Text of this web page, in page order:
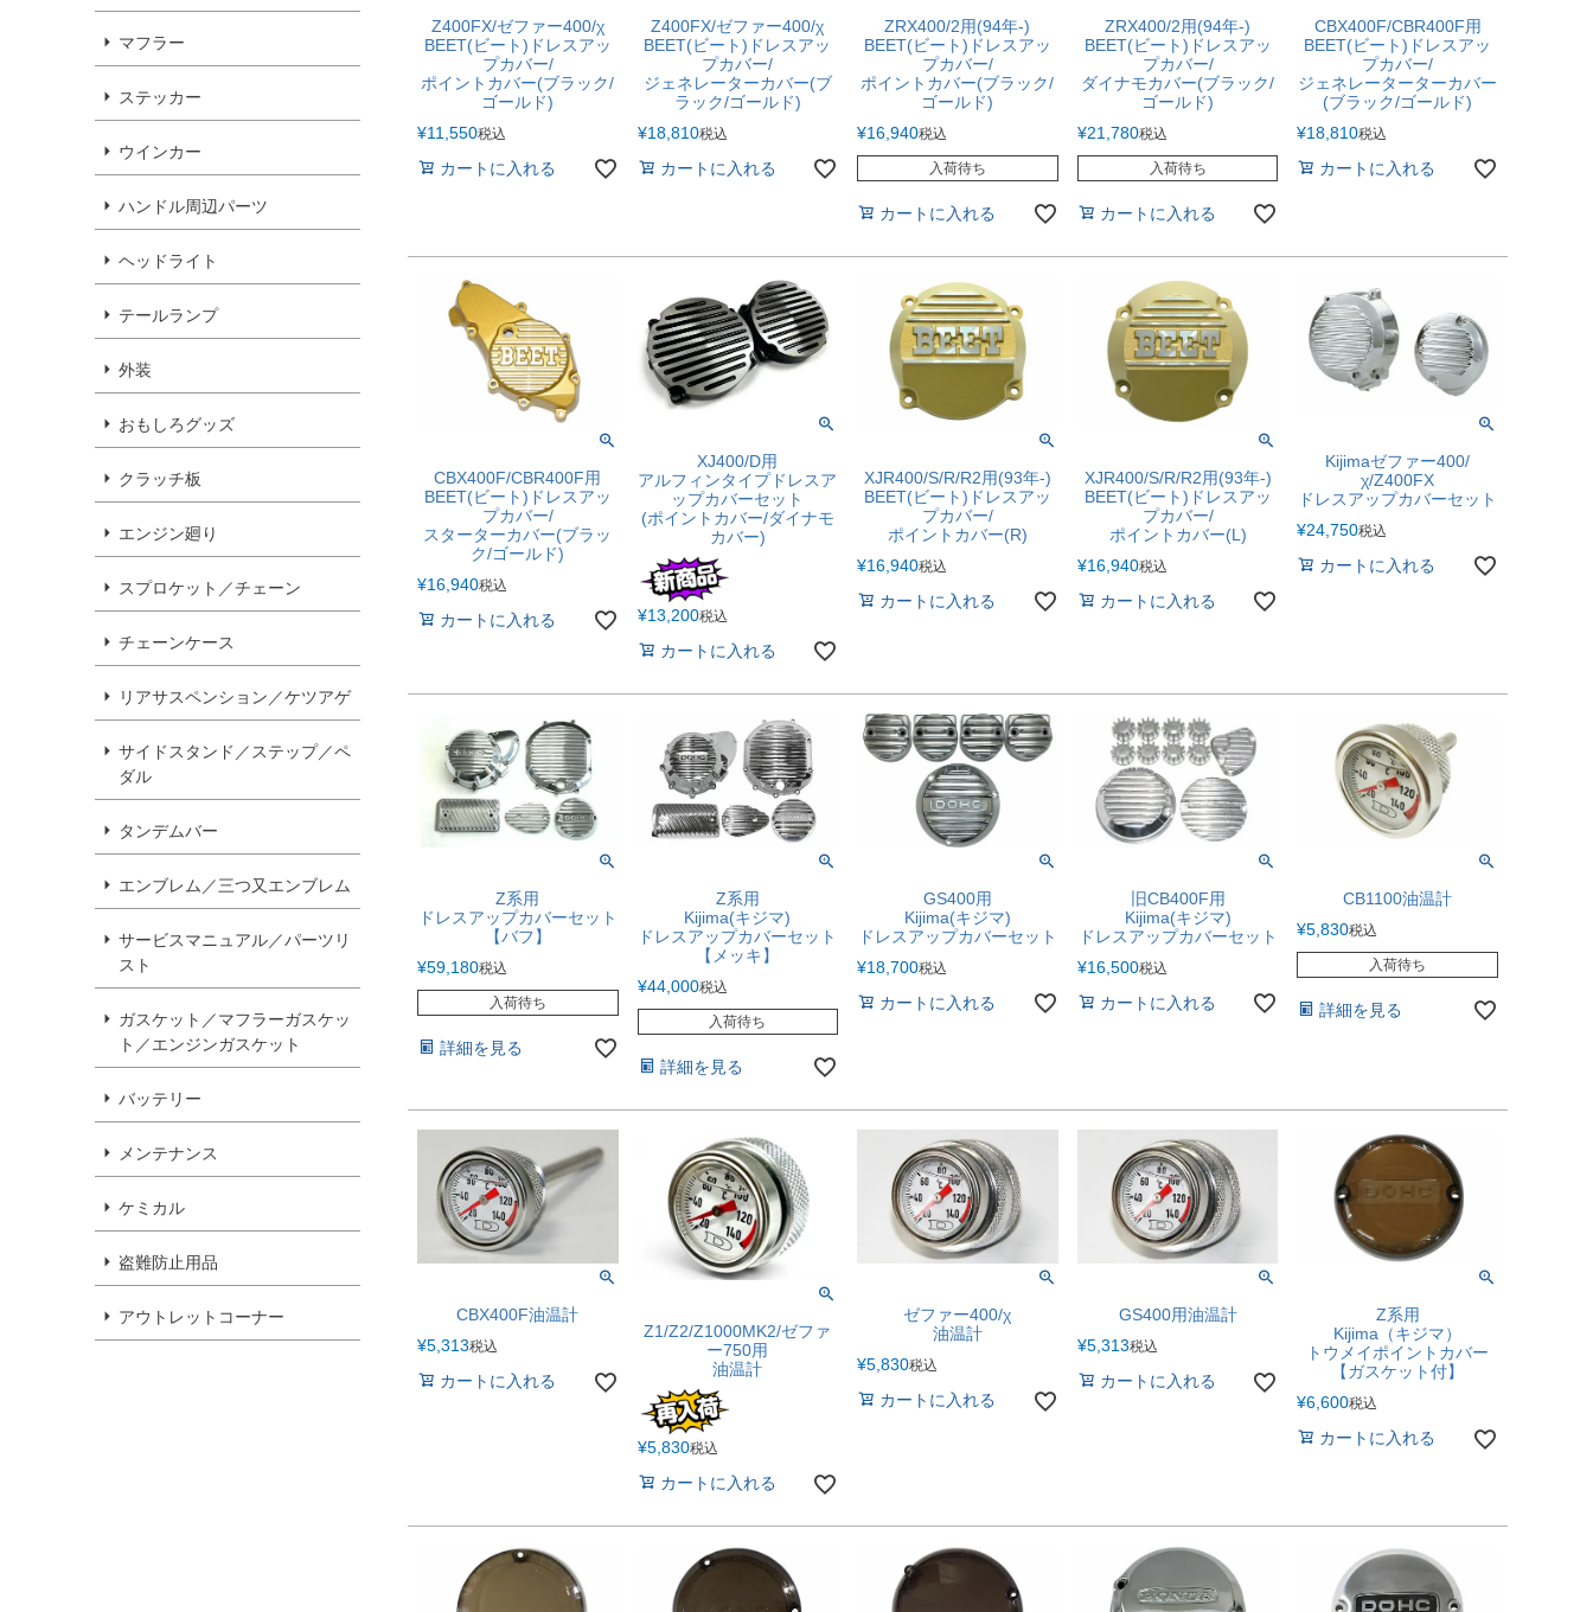
マフラー
ステッカー
ウインカー
ハンドル周辺パーツ
ヘッドライト
テールランプ
外装
おもしろグッズ
クラッチ板
エンジン廻り
スプロケット／チェーン
チェーンケース
リアサスペンション／ケツアゲ
サイドスタンド／ステップ／ペ
ダル
タンデムバー
エンブレム／三つ又エンブレム
サービスマニュアル／パーツリ
スト
ガスケット／マフラーガスケッ
ト／エンジンガスケット
バッテリー
メンテナンス
ケミカル
盗難防止用品
アウトレットコーナー
Z400FX/ゼファー400/χ
BEET(ビート)ドレスアッ
プカバー/
ポイントカバー(ブラック/
ゴールド)
¥11,550税込
カートに入れる
Z400FX/ゼファー400/χ
BEET(ビート)ドレスアッ
プカバー/
ジェネレーターカバー(ブ
ラック/ゴールド)
¥18,810税込
カートに入れる
ZRX400/2用(94年-)
BEET(ビート)ドレスアッ
プカバー/
ポイントカバー(ブラック/
ゴールド)
¥16,940税込
入荷待ち
カートに入れる
ZRX400/2用(94年-)
BEET(ビート)ドレスアッ
プカバー/
ダイナモカバー(ブラック/
ゴールド)
¥21,780税込
入荷待ち
カートに入れる
CBX400F/CBR400F用
BEET(ビート)ドレスアッ
プカバー/
ジェネレーターターカバー
(ブラック/ゴールド)
¥18,810税込
カートに入れる
CBX400F/CBR400F用
BEET(ビート)ドレスアッ
プカバー/
スターターカバー(ブラッ
ク/ゴールド)
¥16,940税込
カートに入れる
XJ400/D用
アルフィンタイプドレスア
ップカバーセット
(ポイントカバー/ダイナモ
カバー)
¥13,200税込
カートに入れる
XJR400/S/R/R2用(93年-)
BEET(ビート)ドレスアッ
プカバー/
ポイントカバー(R)
¥16,940税込
カートに入れる
XJR400/S/R/R2用(93年-)
BEET(ビート)ドレスアッ
プカバー/
ポイントカバー(L)
¥16,940税込
カートに入れる
Kijimaゼファー400/
χ/Z400FX
ドレスアップカバーセット
¥24,750税込
カートに入れる
Z系用
ドレスアップカバーセット
【バフ】
¥59,180税込
入荷待ち
詳細を見る
Z系用
Kijima(キジマ)
ドレスアップカバーセット
【メッキ】
¥44,000税込
入荷待ち
詳細を見る
GS400用
Kijima(キジマ)
ドレスアップカバーセット
¥18,700税込
カートに入れる
旧CB400F用
Kijima(キジマ)
ドレスアップカバーセット
¥16,500税込
カートに入れる
CB1100油温計
¥5,830税込
入荷待ち
詳細を見る
CBX400F油温計
¥5,313税込
カートに入れる
Z1/Z2/Z1000MK2/ゼファ
ー750用
油温計
¥5,830税込
カートに入れる
ゼファー400/χ
油温計
¥5,830税込
カートに入れる
GS400用油温計
¥5,313税込
カートに入れる
Z系用
Kijima（キジマ）
トウメイポイントカバー
【ガスケット付】
¥6,600税込
カートに入れる